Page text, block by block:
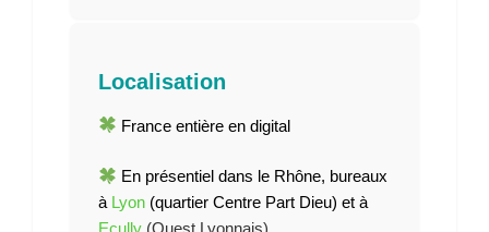
Localisation
France entière en digital
En présentiel dans le Rhône, bureaux
à Lyon (quartier Centre Part Dieu) et à